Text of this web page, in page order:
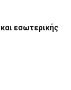
εσωτερικής